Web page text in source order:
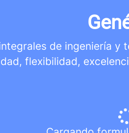
de ingeniería
flexibilidad,